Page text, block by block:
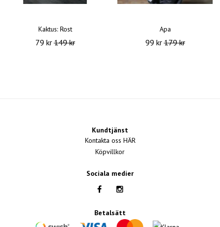
Kaktus: Rost
79 kr149 kr
Apa
99 kr179 kr
Kundtjänst
Kontakta oss HÄR
Köpvillkor
Sociala medier
Betalsätt